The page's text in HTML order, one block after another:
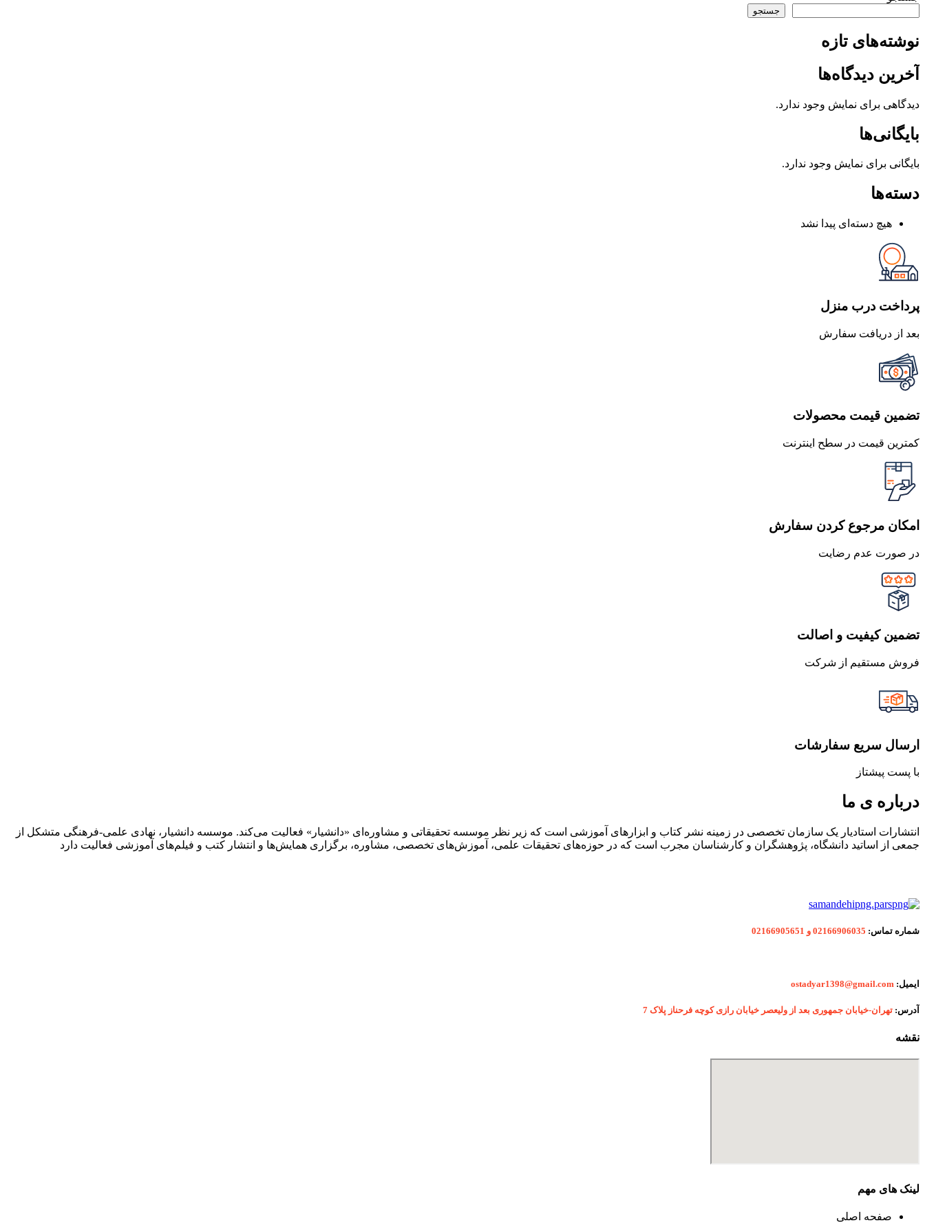
جستجو
نوشته‌های تازه
آخرین دیدگاه‌ها
دیدگاهی برای نمایش وجود ندارد.
بایگانی‌ها
بایگانی برای نمایش وجود ندارد.
دسته‌ها
هیچ دسته‌ای پیدا نشد
پرداخت درب منزل
بعد از دریافت سفارش
تضمین قیمت محصولات
کمترین قیمت در سطح اینترنت
امکان مرجوع کردن سفارش
در صورت عدم رضایت
تضمین کیفیت و اصالت
فروش مستقیم از شرکت
ارسال سریع سفارشات
با پست پیشتاز
درباره ی ما
انتشارات استادیار یک سازمان تخصصی در زمینه نشر کتاب و ابزارهای آموزشی است که زیر نظر موسسه تحقیقاتی و مشاوره‌ای «دانشیار» فعالیت می‌کند. موسسه دانشیار، نهادی علمی-فرهنگی متشکل از
جمعی از اساتید دانشگاه، پژوهشگران و کارشناسان مجرب است که در حوزه‌های تحقیقات علمی، آموزش‌های تخصصی، مشاوره، برگزاری همایش‌ها و انتشار کتب و فیلم‌های آموزشی فعالیت دارد
شماره تماس: 02166906035 و 02166905651
ایمیل: ostadyar1398@gmail.com
آدرس: تهران-خیابان جمهوری بعد از ولیعصر خیابان رازی کوچه فرحناز پلاک 7
نقشه
لینک های مهم
صفحه اصلی